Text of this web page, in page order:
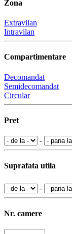
Zona
Extravilan
Intravilan
Compartimentare
Decomandat
Semidecomandat
Circular
Pret
-
Suprafata utila
-
Nr. camere